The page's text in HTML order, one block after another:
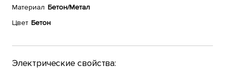
Материал Бетон/Метал
Цвет Бетон
Электрические свойства: